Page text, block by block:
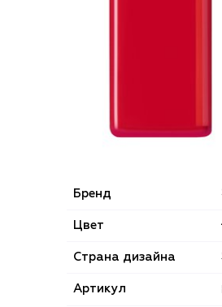
Бренд
Цвет
Страна дизайна
Артикул